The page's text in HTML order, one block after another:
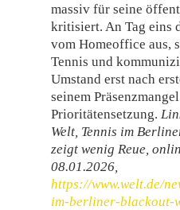
massiv für seine
kritisiert. An Tag eins
vom Homeoffice aus,
Tennis und
Umstand erst nach
seinem
Prioritätensetzung.
Welt, Tennis im
zeigt wenig Reue,
08.01.2026,
https://www.welt.de/
im-berliner-blackout-